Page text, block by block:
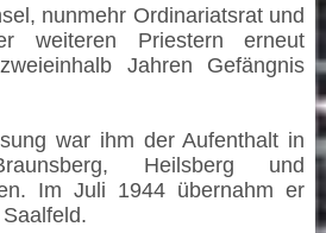
nunmehr Ordinariatsrat und
weiteren Priestern erneut
Jahren Gefängnis
war ihm der Aufenthalt in
Heilsberg und
Im Juli 1944 übernahm er